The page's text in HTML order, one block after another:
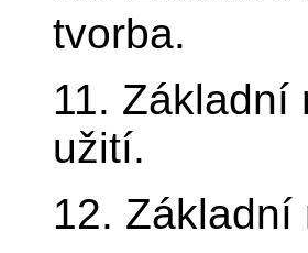
tvorba.
11. Základní
užití.
12. Základní